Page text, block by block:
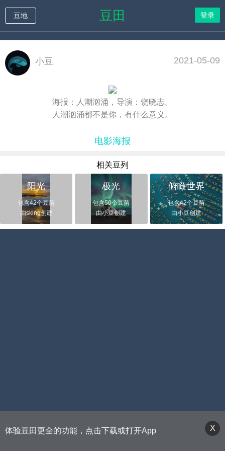
豆田
豆地 登录
2021-05-09
小豆
海报：人潮汹涌，导演：饶晓志。
人潮汹涌都不是你，有什么意义。
电影海报
相关豆列
阳光
包含42个豆苗
由sking创建
极光
包含50个豆苗
由小豆创建
俯瞰世界
包含42个豆苗
由小豆创建
体验豆田更全的功能，点击下载或打开App X